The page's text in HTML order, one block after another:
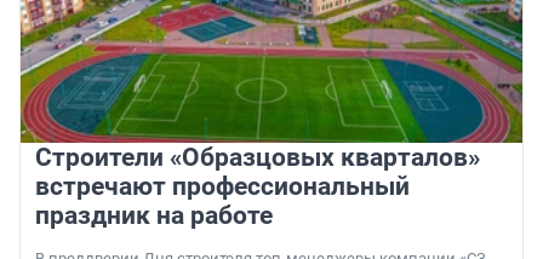
Строители «Образцовых кварталов»
встречают профессиональный
праздник на работе